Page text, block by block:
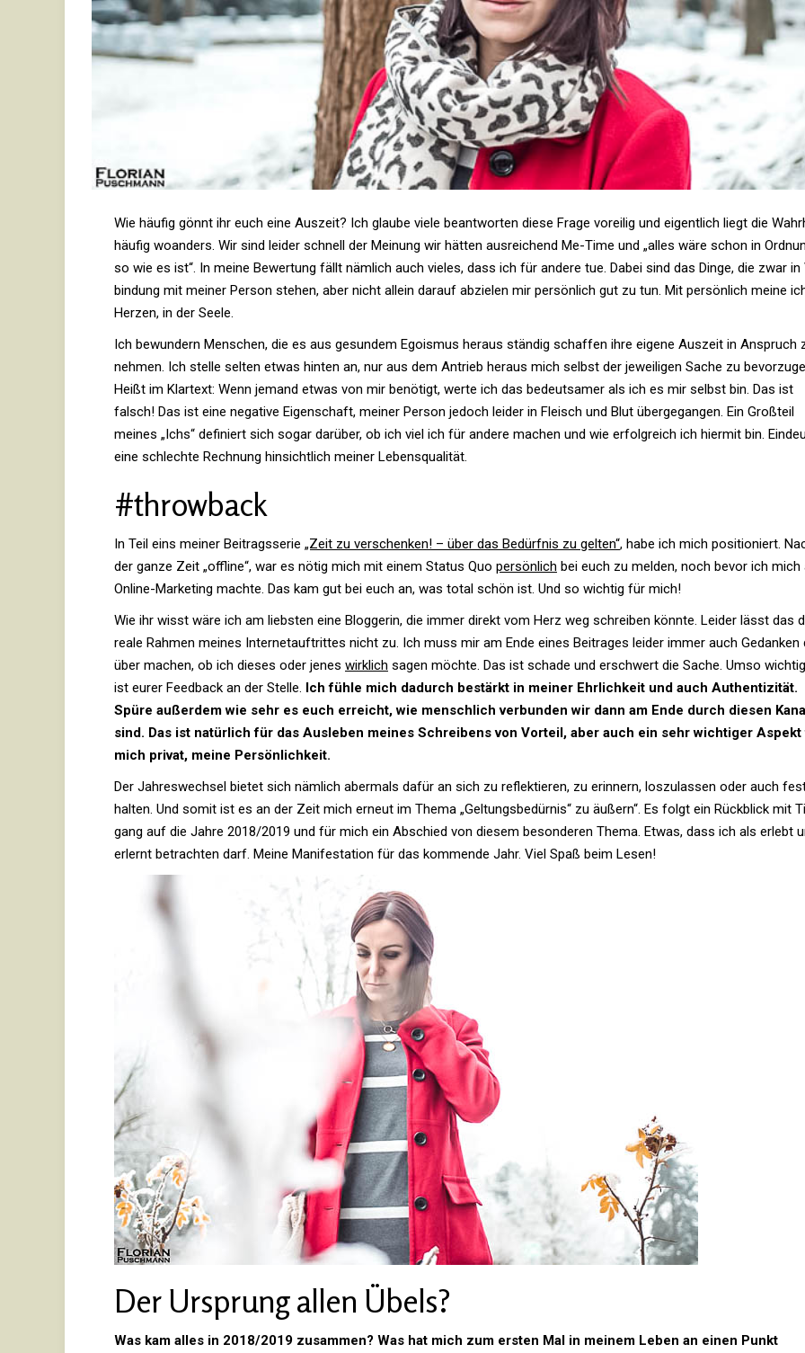
Wie häufig gönnt ihr euch eine Aus­zeit? Ich glaube viele beant­worten diese Frage vor­eilig und eigent­lich liegt die
häufig woan­ders. Wir sind leider schnell der Mei­nung wir hätten aus­rei­chend Me-Time und „alles wäre schon in
so wie es ist“. In meine Bewer­tung fällt näm­lich auch vieles, dass ich für andere tue. Dabei sind das Dinge, die zwar
bin­dung mit meiner Person stehen, aber nicht allein darauf abzielen mir per­sön­lich gut zu tun. Mit per­sön­lich meine
Herzen, in der Seele.
Ich bewun­dern Men­schen, die es aus gesundem Ego­ismus heraus ständig schaffen ihre eigene Aus­zeit in Anspruch
nehmen. Ich stelle selten etwas hinten an, nur aus dem Antrieb heraus mich selbst der jewei­ligen Sache zu
Heißt im Klar­text: Wenn jemand etwas von mir benö­tigt, werte ich das bedeut­samer als ich es mir selbst bin. Das ist
falsch! Das ist eine nega­tive Eigen­schaft, meiner Person jedoch leider in Fleisch und Blut über­ge­gangen. Ein Groß­teil
meines „Ichs“ defi­niert sich sogar dar­über, ob ich viel ich für andere machen und wie erfolg­reich ich hiermit bin.
eine schlechte Rech­nung hin­sicht­lich meiner Lebensqualität.
#throw­back
In Teil eins meiner Bei­trags­serie „Zeit zu ver­schenken! – über das Bedürfnis zu gelten“, habe ich mich posi­tio­niert.
der ganze Zeit „off­line“, war es nötig mich mit einem Status Quo per­sön­lich bei euch zu melden, noch bevor ich mich
Online-Mar­ke­ting machte. Das kam gut bei euch an, was total schön ist. Und so wichtig für mich!
Wie ihr wisst wäre ich am liebsten eine Blog­gerin, die immer direkt vom Herz weg schreiben könnte. Leider lässt das
reale Rahmen meines Inter­net­auf­trittes nicht zu. Ich muss mir am Ende eines Bei­trages leider immer auch
über machen, ob ich dieses oder jenes wirk­lich sagen möchte. Das ist schade und erschwert die Sache. Umso
ist eurer Feed­back an der Stelle. Ich fühle mich dadurch bestärkt in meiner Ehr­lich­keit und auch Authen­ti­zität.
Spüre außerdem wie sehr es euch erreicht, wie mensch­lich ver­bunden wir dann am Ende durch diesen
sind. Das ist natür­lich für das Aus­leben meines Schrei­bens von Vor­teil, aber auch ein sehr wich­tiger
mich privat, meine Per­sön­lich­keit.
Der Jah­res­wechsel bietet sich näm­lich aber­mals dafür an sich zu reflek­tieren, zu erin­nern, los­zu­lassen oder auch
halten. Und somit ist es an der Zeit mich erneut im Thema „Gel­tungs­be­dürnis“ zu äußern“. Es folgt ein Rück­blick mit
gang auf die Jahre 2018/2019 und für mich ein Abschied von diesem beson­deren Thema. Etwas, dass ich als erlebt
erlernt betrachten darf. Meine Mani­fes­ta­tion für das kom­mende Jahr. Viel Spaß beim Lesen!
Der Ursprung allen Übels?
Was kam alles in 2018/2019 zusammen? Was hat mich zum ersten Mal in meinem Leben an einen Punkt